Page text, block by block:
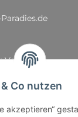
Co nutzen
akzeptieren“
Versand
Freitag: 11:00 -
unserer Events